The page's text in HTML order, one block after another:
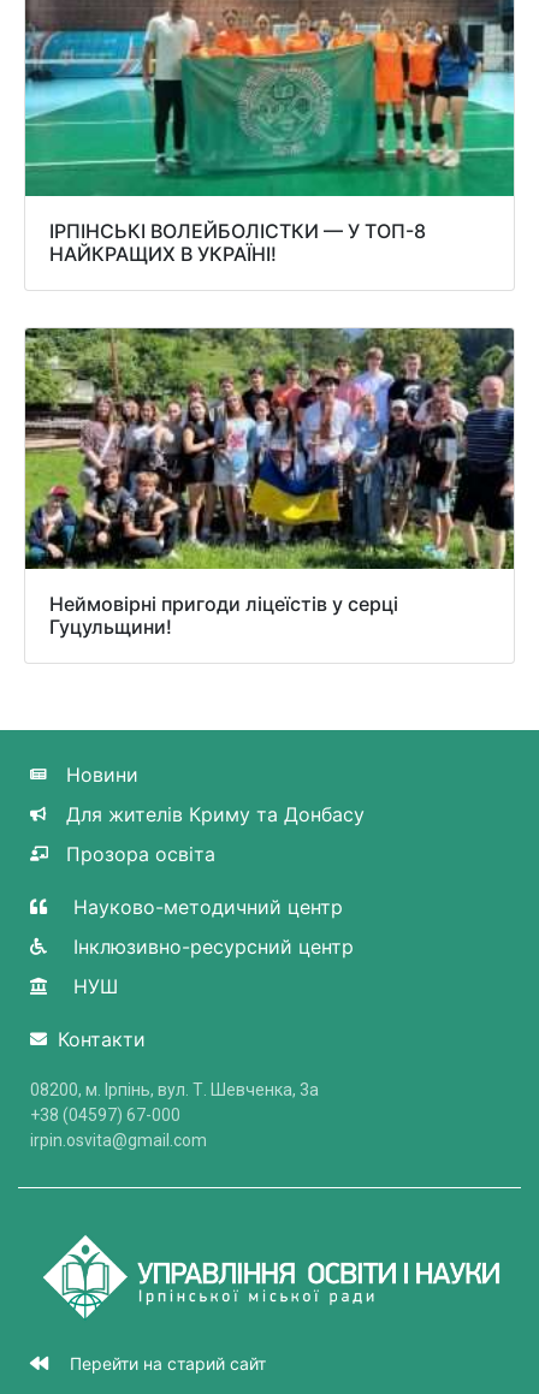
ІРПІНСЬКІ ВОЛЕЙБОЛІСТКИ — У ТОП-8
НАЙКРАЩИХ В УКРАЇНІ!
Неймовірні пригоди ліцеїстів у серці
Гуцульщини!
Новини
Для жителів Криму та Донбасу
Прозора освіта
Науково-методичний центр
Інклюзивно-ресурсний центр
НУШ
Контакти
08200, м. Ірпінь, вул. Т. Шевченка, 3a
+38 (04597) 67-000
irpin.osvita@gmail.com
Перейти на старий сайт